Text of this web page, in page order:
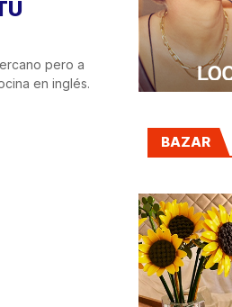
pero a
en inglés.
BAZAR